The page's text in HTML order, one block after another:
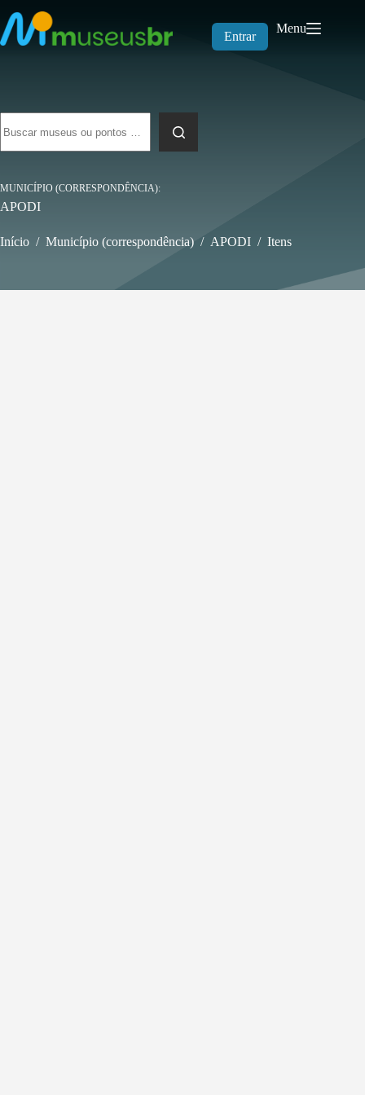
para
o
conteúdo
Entrar
Menu
resultados
MUNICÍPIO (CORRESPONDÊNCIA)
APODI
Início / Município (correspondência) / APODI / Itens